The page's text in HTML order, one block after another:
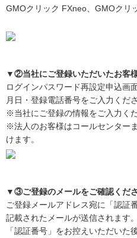
GMOクリック FXneo、GMOクリ
▼②当社にご登録いただいたお客
ログインパスワード再設定申込画
月日・登録電話番号をご入力くださ
※当社にご登録の情報をご入力くだ
※法人のお客様はコールセンター
けます。
▼③ご登録のメールをご確認くださ
ご登録メールアドレス宛に「認証
記載されたメールが送信されます。
「認証番号」をお控えいただいた